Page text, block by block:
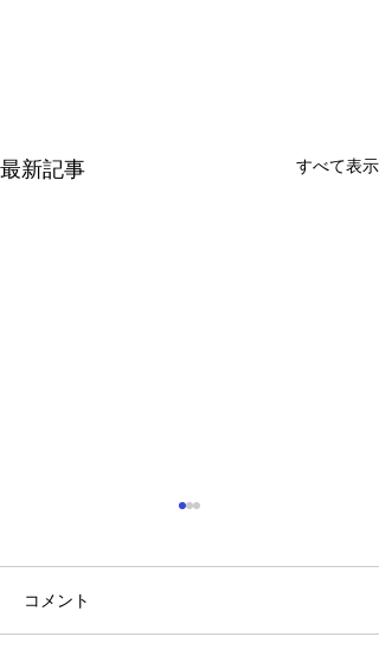
最新記事 すべて表示
コメント